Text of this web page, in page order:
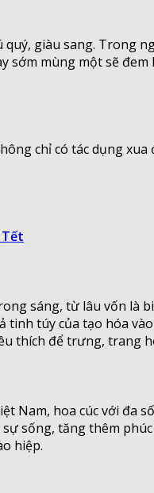
giàu sang. Trong
mùng một sẽ
chỉ có tác dụng
Tết
sáng, từ lâu vốn là
tinh túy của tạo hóa
thích để trưng, trang
Nam, hoa cúc với đa
sống, tăng thêm
hiệp.